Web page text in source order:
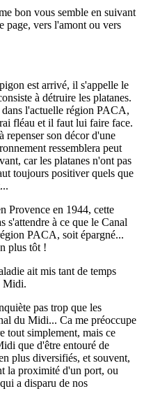
bon vous semble en suivant
page, vers l'amont ou vers
est arrivé, il s'appelle le
à détruire les platanes.
l'actuelle région PACA,
fléau et il faut lui faire face.
repenser son décor d'une
ressemblera peut
car les platanes n'ont pas
toujours positiver quels que
Provence en 1944, cette
s'attendre à ce que le Canal
PACA, soit épargné...
plus tôt !
ait mis tant de temps
Midi.
pas trop que les
du Midi... Ca me préoccupe
tout simplement, mais ce
que d'être entouré de
plus diversifiés, et souvent,
la proximité d'un port, ou
a disparu de nos